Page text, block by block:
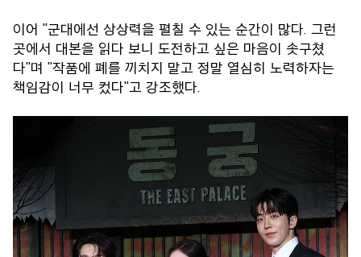
이어 "군대에선 상상력을 펼칠 수 있는 순간이 많다. 그런
곳에서 대본을 읽다 보니 도전하고 싶은 마음이 솟구쳤
다"며 "작품에 폐를 끼치지 말고 정말 열심히 노력하자는
책임감이 너무 컸다"고 강조했다.